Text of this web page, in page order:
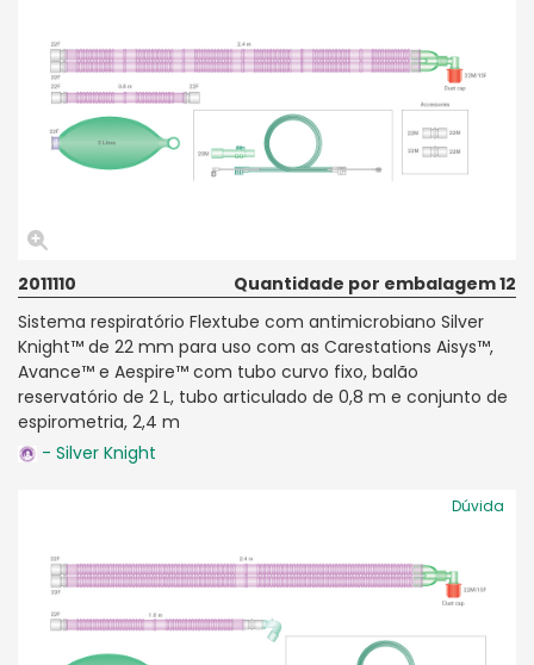
2011110
Quantidade por embalagem 12
Sistema respiratório Flextube com antimicrobiano Silver
Knight™ de 22 mm para uso com as Carestations Aisys™,
Avance™ e Aespire™ com tubo curvo fixo, balão
reservatório de 2 L, tubo articulado de 0,8 m e conjunto de
espirometria, 2,4 m
- Silver Knight
Dúvida